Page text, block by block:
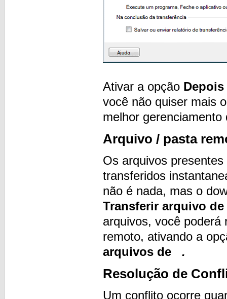
Ativar a opção
você não quiser mais
melhor
Arquivo / pasta
Os arquivos
transferidos
não é nada, mas o
Transferir arquivo
arquivos, você poderá
remoto, ativando a
arquivos de
.
Resolução de
Um conflito ocorre